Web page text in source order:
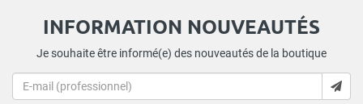
INFORMATION NOUVEAUTÉS
Je souhaite être informé(e) des nouveautés de la boutique